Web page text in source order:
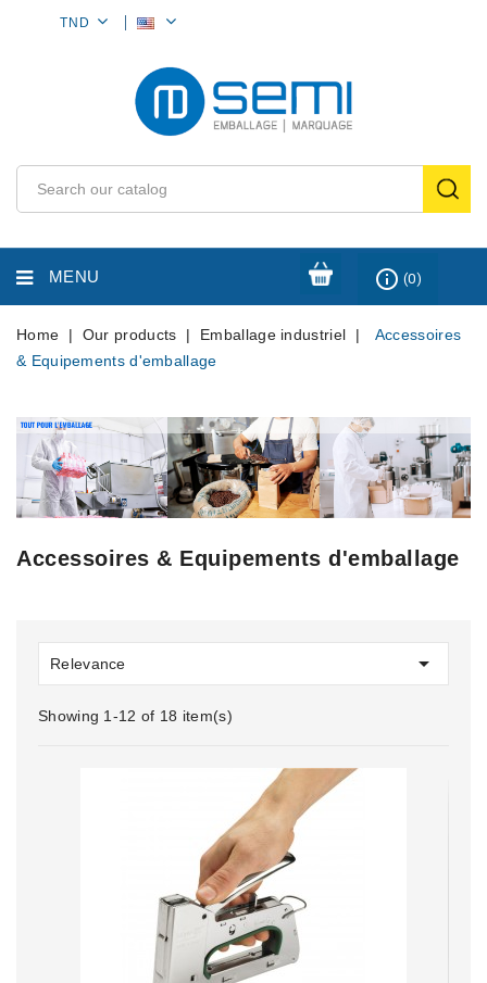
TND
MENU info_outline (0)
Home Our products Emballage industriel
Accessoires
& Equipements d'emballage
Accessoires & Equipements d'emballage
Relevance 
Showing 1-12 of 18 item(s)